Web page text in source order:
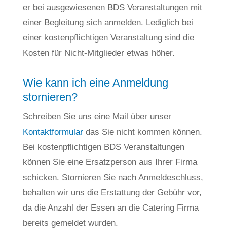
er bei ausgewiesenen BDS Veranstaltungen mit
einer Begleitung sich anmelden. Lediglich bei
einer kostenpflichtigen Veranstaltung sind die
Kosten für Nicht-Mitglieder etwas höher.
Wie kann ich eine Anmeldung
stornieren?
Schreiben Sie uns eine Mail über unser
Kontaktformulardas Sie nicht kommen können.
Bei kostenpflichtigen BDS Veranstaltungen
können Sie eine Ersatzperson aus Ihrer Firma
schicken. Stornieren Sie nach Anmeldeschluss,
behalten wir uns die Erstattung der Gebühr vor,
da die Anzahl der Essen an die Catering Firma
bereits gemeldet wurden.